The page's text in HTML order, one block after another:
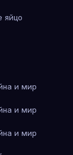
яйцо
и мир
и мир
и мир